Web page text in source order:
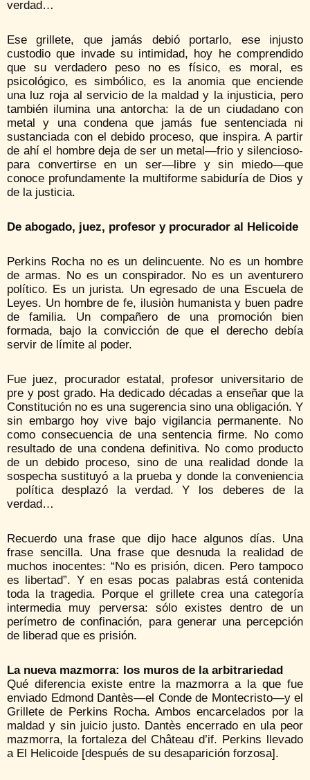
verdad…
Ese grillete, que jamás debió portarlo, ese injusto
custodio que invade su intimidad, hoy he comprendido
que su verdadero peso no es físico, es moral, es
psicológico, es simbólico, es la anomia que enciende
una luz roja al servicio de la maldad y la injusticia, pero
también ilumina una antorcha: la de un ciudadano con
metal y una condena que jamás fue sentenciada ni
sustanciada con el debido proceso, que inspira. A partir
de ahí el hombre deja de ser un metal—frio y silencioso-
para convertirse en un ser—libre y sin miedo—que
conoce profundamente la multiforme sabiduría de Dios y
de la justicia.
De abogado, juez, profesor y procurador al Helicoide
Perkins Rocha no es un delincuente. No es un hombre
de armas. No es un conspirador. No es un aventurero
político. Es un jurista. Un egresado de una Escuela de
Leyes. Un hombre de fe, ilusiòn humanista y buen padre
de familia. Un compañero de una promoción bien
formada, bajo la convicción de que el derecho debía
servir de límite al poder.
Fue juez, procurador estatal, profesor universitario de
pre y post grado. Ha dedicado décadas a enseñar que la
Constitución no es una sugerencia sino una obligación. Y
sin embargo hoy vive bajo vigilancia permanente. No
como consecuencia de una sentencia firme. No como
resultado de una condena definitiva. No como producto
de un debido proceso, sino de una realidad donde la
sospecha sustituyó a la prueba y donde la conveniencia
política desplazó la verdad. Y los deberes de la
verdad…
Recuerdo una frase que dijo hace algunos días. Una
frase sencilla. Una frase que desnuda la realidad de
muchos inocentes: “No es prisión, dicen. Pero tampoco
es libertad”. Y en esas pocas palabras está contenida
toda la tragedia. Porque el grillete crea una categoría
intermedia muy perversa: sólo existes dentro de un
perímetro de confinación, para generar una percepción
de liberad que es prisión.
La nueva mazmorra: los muros de la arbitrariedad
Qué diferencia existe entre la mazmorra a la que fue
enviado Edmond Dantès—el Conde de Montecristo—y el
Grillete de Perkins Rocha. Ambos encarcelados por la
maldad y sin juicio justo. Dantès encerrado en ula peor
mazmorra, la fortaleza del Château d’if. Perkins llevado
a El Helicoide [después de su desaparición forzosa].